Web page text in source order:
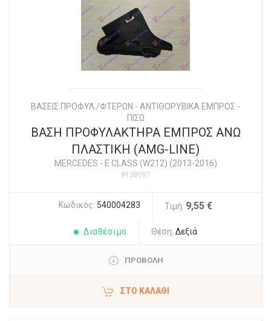
ΒΑΣΕΙΣ ΠΡΟΦΥΛ./ΦΤΕΡΩΝ - ΑΝΤΙΘΟΡΥΒΙΚΑ ΕΜΠΡΟΣ -
ΠΙΣΩ
ΒΑΣΗ ΠΡΟΦΥΛΑΚΤΗΡΑ ΕΜΠΡΟΣ ΑΝΩ
ΠΛΑΣΤΙΚΗ (AMG-LINE)
MERCEDES - E CLASS (W212) (2013-2016)
#138097
Κωδικός: 540004283 Τιμή: 9,55 €
Διαθέσιμο Θέση: Δεξιά
ΠΡΟΒΟΛΗ
ΣΤΟ ΚΑΛΆΘΙ